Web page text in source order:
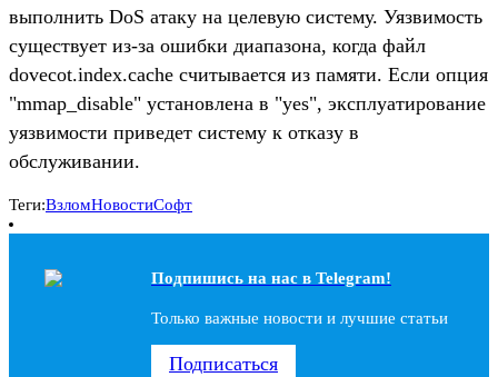
выполнить DoS атаку на целевую систему. Уязвимость
существует из-за ошибки диапазона, когда файл
dovecot.index.cache считывается из памяти. Если опция
"mmap_disable" установлена в "yes", эксплуатирование
уязвимости приведет систему к отказу в
обслуживании.
Теги:ВзломНовостиСофт
Подпишись на наc в Telegram!
Только важные новости и лучшие статьи
Подписаться